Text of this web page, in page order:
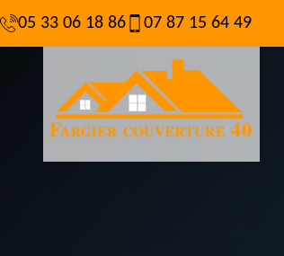
05 33 06 18 86 07 87 15 64 49